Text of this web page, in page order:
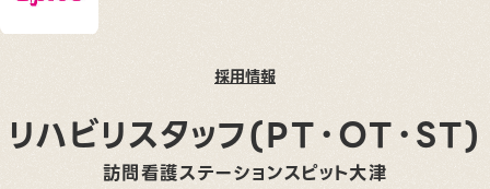
採用情報
リハビリスタッフ(PT・OT・ST)
訪問看護ステーションスピット大津